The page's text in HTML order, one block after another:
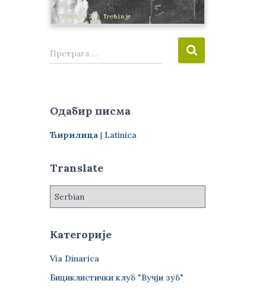
П
р
а
а
а
Претрага …
Одабир писма
Ћирилица | Latinica
Translate
Категорије
Via Dinarica
Бициклистички клуб "Вучји зуб"